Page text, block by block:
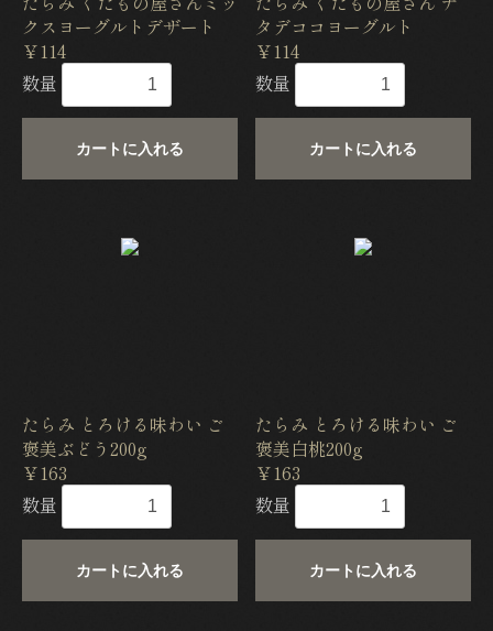
クスヨーグルトデザート
￥114
数量
カートに入れる
タデココヨーグルト
￥114
数量
カートに入れる
たらみ とろける味わい ご
褒美ぶどう200g
￥163
数量
カートに入れる
たらみ とろける味わい ご
褒美白桃200g
￥163
数量
カートに入れる